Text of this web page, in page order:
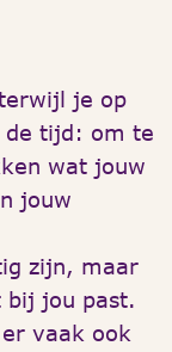
je op
de tijd: om te
wat jouw
jouw
zijn, maar
bij jou past.
vaak ook